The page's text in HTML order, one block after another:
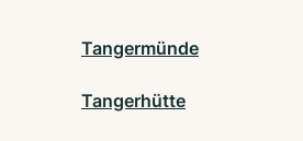
Tangermünde
Tangerhütte